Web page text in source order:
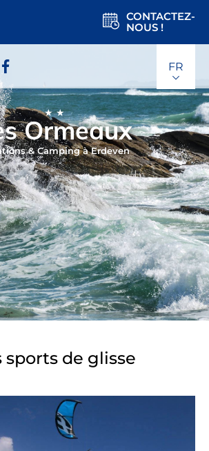
CONTACTEZ-
NOUS !
FR
★★
Ormeaux
& Camping à Erdeven
sports de glisse